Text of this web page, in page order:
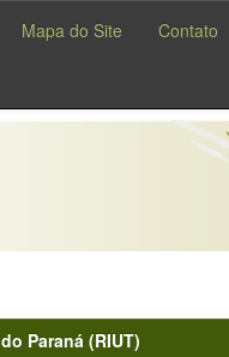
Mapa do Site Contato
Paraná (RIUT)